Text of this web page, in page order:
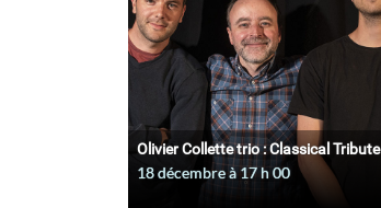
Olivier Collette trio : Classical Tribute
18 décembre à 17 h 00